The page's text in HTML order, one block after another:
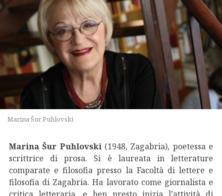
Marina Šur Puhlovski
Marina Šur Puhlovski (1948, Zagabria), poetessa e
scrittrice di prosa. Si è laureata in letterature
comparate e filosofia presso la Facoltà di lettere e
filosofia di Zagabria. Ha lavorato come giornalista e
critica letteraria, e ben presto inizia l’attività di